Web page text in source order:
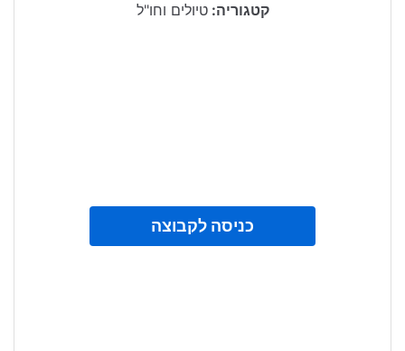
קטגוריה:טיולים וחו"ל
כניסה לקבוצה